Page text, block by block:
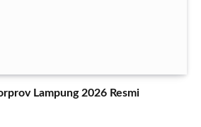
Lampung 2026 Resmi